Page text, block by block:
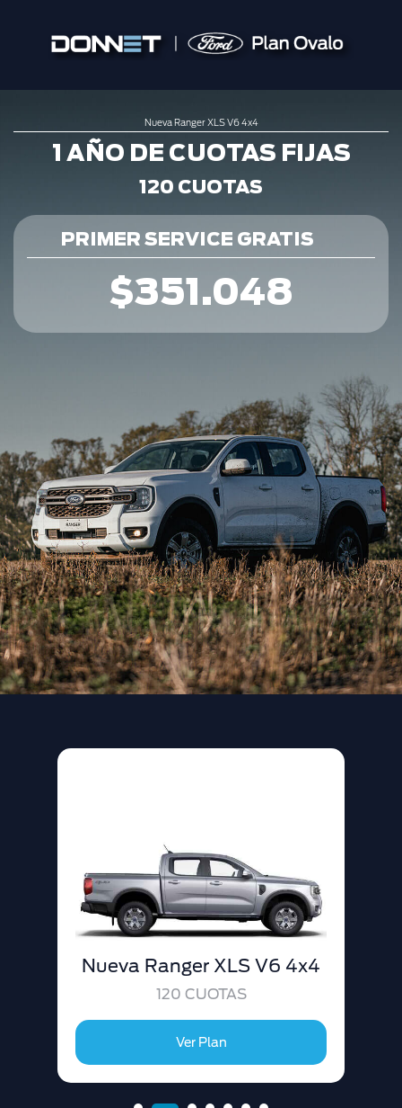
Nueva Ranger XLS V6 4x4
1 AÑO DE CUOTAS FIJAS
120 CUOTAS
PRIMER SERVICE GRATIS
$351.048
Nueva Ranger XLS V6 4x4
120 CUOTAS
Ver Plan